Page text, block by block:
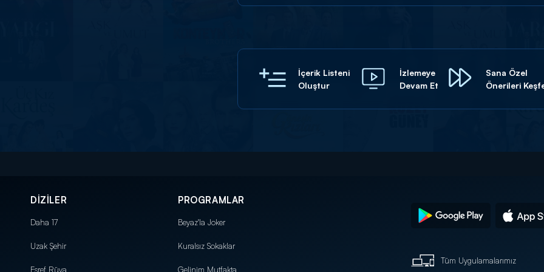
İçerik Listeni
Oluştur
İzlemeye
Devam Et
Sana Özel
Önerileri
DİZİLER
Daha 17
Uzak Şehir
Eşref Rüya
PROGRAMLAR
Beyaz'la Joker
Kuralsız Sokaklar
Gelinim Mutfakta
Tüm Uygulamalarımız